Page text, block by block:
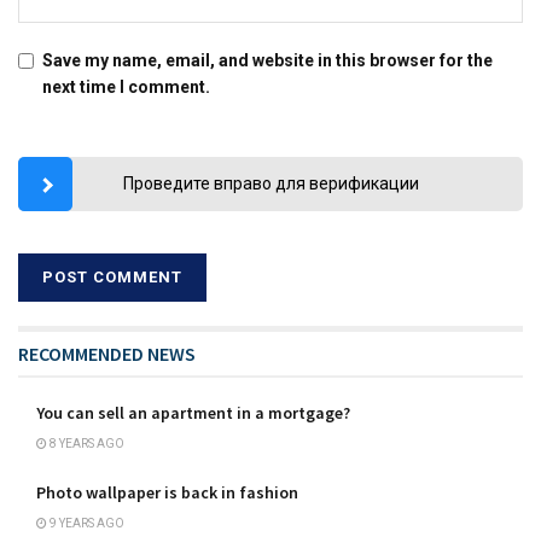
Save my name, email, and website in this browser for the
next time I comment.
Проведите вправо для верификации
RECOMMENDED NEWS
You can sell an apartment in a mortgage?
8 YEARS AGO
Photo wallpaper is back in fashion
9 YEARS AGO